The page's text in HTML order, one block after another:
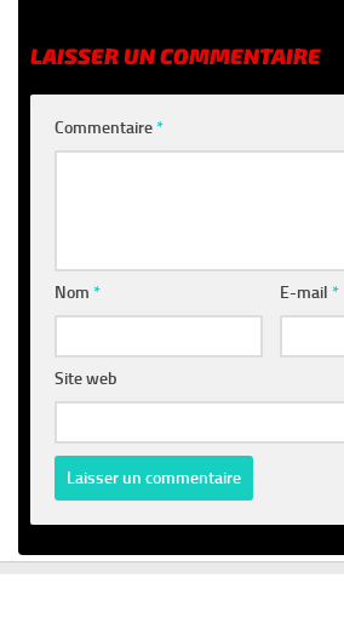
LAISSER UN COMMENTAIRE
Commentaire*
Nom * E-mail*
Site web